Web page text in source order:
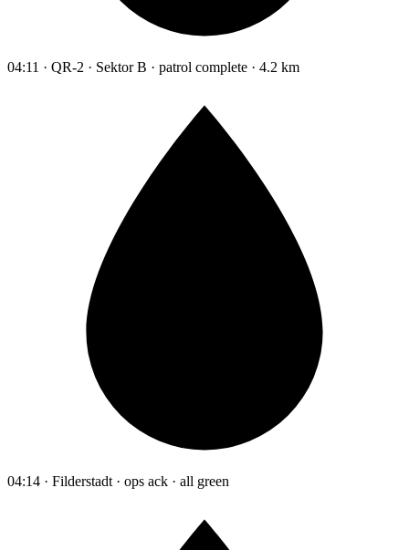
04:11 · QR-2 · Sektor B · patrol complete · 4.2 km
04:14 · Filderstadt · ops ack · all green